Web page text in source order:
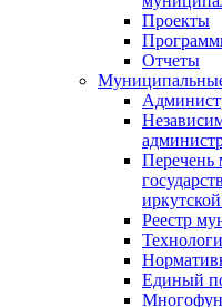
Проекты
Отчеты
Перечень
Реестр
Единый